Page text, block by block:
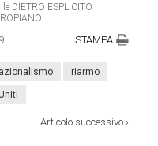
DIETRO ESPLICITO
STAMPA
riarmo
Articolo successivo›